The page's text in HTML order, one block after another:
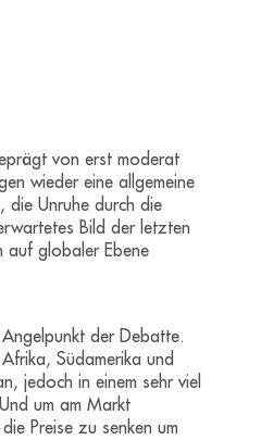
von erst moderat
wieder eine allgemeine
die Unruhe durch die
Bild der letzten
auf globaler Ebene
der Debatte.
Südamerika und
jedoch in einem sehr viel
um am Markt
Preise zu senken um